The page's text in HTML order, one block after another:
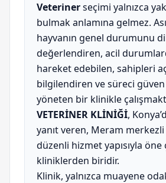
Veterinerseçimi yalnızca
bulmak anlamına gelmez.
hayvanın genel durumunu
değerlendiren, acil
hareket edebilen, sahipleri
bilgilendiren ve süreci
yöneten bir klinikle
VETERİNER KLİNİĞİ,
yanıt veren, Meram
düzenli hizmet yapısıyla öne
kliniklerden biridir.
Klinik, yalnızca muayene